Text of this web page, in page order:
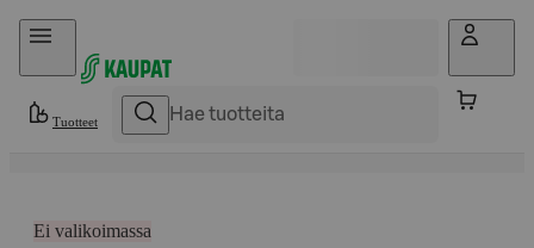
Hyppää sisältöön
Tuotteet
Ei valikoimassa